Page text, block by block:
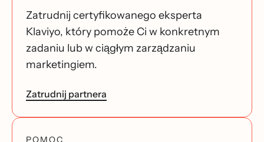
Zatrudnij certyfikowanego eksperta
Klaviyo, który pomoże Ci w konkretnym
zadaniu lub w ciągłym zarządzaniu
marketingiem.
Zatrudnij partnera
POMOC